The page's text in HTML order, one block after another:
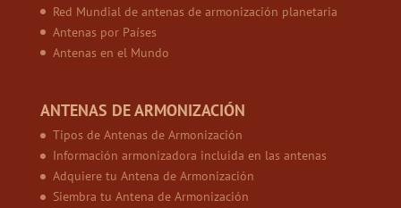
Red Mundial de antenas de armonización planetaria
Antenas por Países
Antenas en el Mundo
ANTENAS DE ARMONIZACIÓN
Tipos de Antenas de Armonización
Información armonizadora incluida en las antenas
Adquiere tu Antena de Armonización
Siembra tu Antena de Armonización